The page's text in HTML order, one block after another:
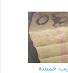
خمسة